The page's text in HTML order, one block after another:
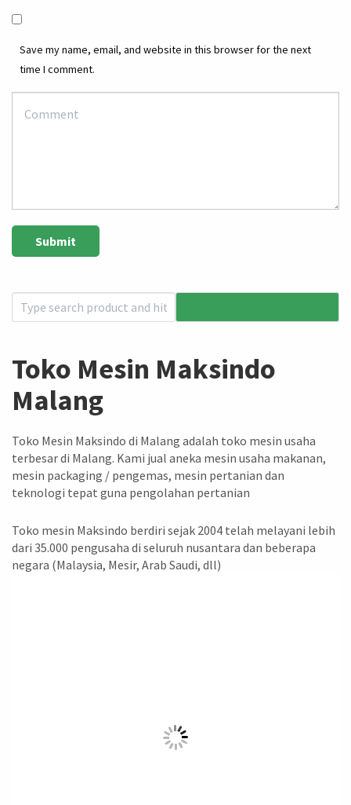
Save my name, email, and website in this browser for the next
time I comment.
Toko Mesin Maksindo
Malang
Toko Mesin Maksindo di Malang adalah toko mesin usaha
terbesar di Malang. Kami jual aneka mesin usaha makanan,
mesin packaging / pengemas, mesin pertanian dan
teknologi tepat guna pengolahan pertanian
Toko mesin Maksindo berdiri sejak 2004 telah melayani lebih
dari 35.000 pengusaha di seluruh nusantara dan beberapa
negara (Malaysia, Mesir, Arab Saudi, dll)